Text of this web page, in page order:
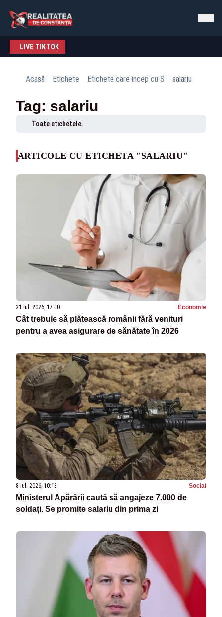
LIVE TIKTOK
Acasă Etichete Etichete care încep cu S salariu
Tag: salariu
Toate etichetele
ARTICOLE CU ETICHETA "SALARIU"
21 iul. 2026, 17:30 Economie
Cât trebuie să plătească românii fără venituri
pentru a avea asigurare de sănătate în 2026
8 iul. 2026, 10:18 Social
Ministerul Apărării caută să angajeze 7.000 de
soldați. Se promite salariu din prima zi